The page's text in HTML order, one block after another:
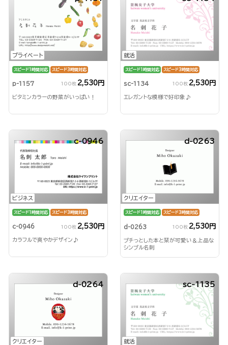
プライベート
スピード1時間対応 スピード3時間対応
p-1157 100枚 2,530円
ビタミンカラーの野菜がいっぱい！
就活
スピード1時間対応 スピード3時間対応
sc-1134 100枚 2,530円
エレガントな模様で好印象♪
ビジネス
c-0946
スピード1時間対応 スピード3時間対応
c-0946 100枚 2,530円
カラフルで爽やかデザイン♪
クリエイター
d-0263
スピード1時間対応 スピード3時間対応
d-0263 100枚 2,530円
プチっとした本と栞が可愛い＆上品な
シンプル名刺
クリエイター
d-0264
就活
sc-1135